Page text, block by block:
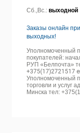
Сб.,Вс.: выходной
Заказы онлайн
выходных!
Уполномоченный
покупателей:
РУП «Белпочта»
+375(17)2721517
Уполномоченный
торговли и услуг
Минска тел: